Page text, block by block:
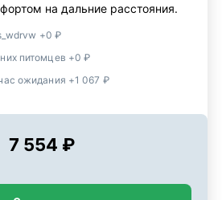
на дальние расстояния.
+0 ₽
питомцев +0 ₽
ожидания +1 067 ₽
7 554 ₽